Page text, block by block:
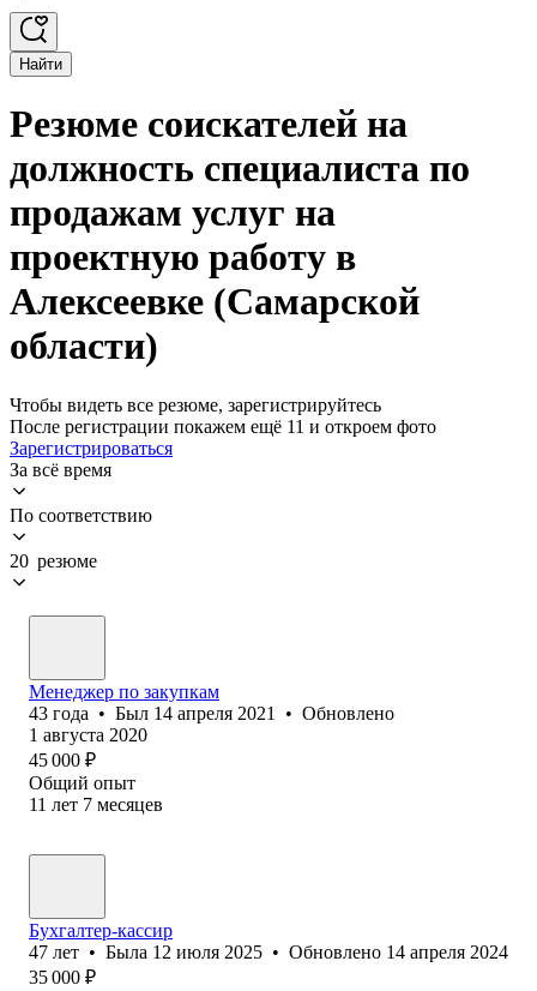
Найти
Резюме соискателей на
должность специалиста по
продажам услуг на
проектную работу в
Алексеевке (Самарской
области)
Чтобы видеть все резюме, зарегистрируйтесь
После регистрации покажем ещё 11 и откроем фото
Зарегистрироваться
За всё время
По соответствию
20 резюме
Менеджер по закупкам
43 года • Был 14 апреля 2021 • Обновлено
1 августа 2020
45 000 ₽
Общий опыт
11 лет 7 месяцев
Бухгалтер-кассир
47 лет • Была 12 июля 2025 • Обновлено 14 апреля 2024
35 000 ₽